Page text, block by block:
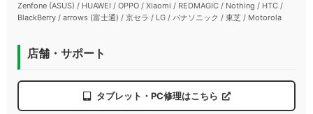
Zenfone (ASUS) / HUAWEI / OPPO / Xiaomi / REDMAGIC / Nothing / HTC /
BlackBerry / arrows (富士通) / 京セラ / LG / パナソニック / 東芝 / Motorola
店舗・サポート
タブレット・PC修理はこちら